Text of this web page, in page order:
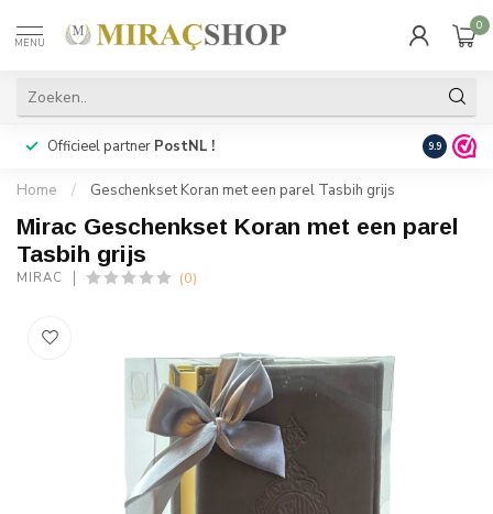
MENU
0
Officieel partner PostNL ! Snelle
9.9
Home / Geschenkset Koran met een parel Tasbih grijs
Mirac Geschenkset Koran met een parel
Tasbih grijs
MIRAC (0)